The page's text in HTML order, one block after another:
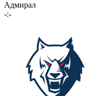
Адмирал
-:-